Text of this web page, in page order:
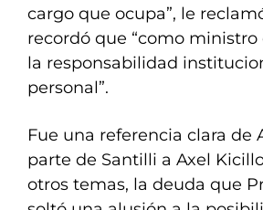
cargo que ocupa”, le
recordó que “como
la responsabilidad
personal”.
Fue una referencia clara de
parte de Santilli a Axel
otros temas, la deuda que